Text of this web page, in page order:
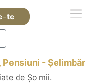
te
- Şelimbăr
de Șoimii.